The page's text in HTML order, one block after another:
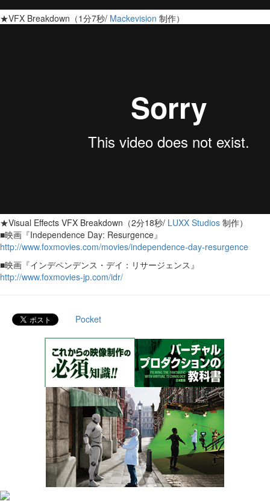
★VFX Breakdown（1分7秒/ Mackevision 制作）
★Visual Effects VFX Breakdown（2分18秒/ LUXX Studios 制作）
■映画『Independence Day: Resurgence』
http://www.foxmovies.com/movies/independence-day-resurgence
■映画『インデペンデンス・デイ：リサージェンス』
http://www.foxmovies-jp.com/idr/
Pocket